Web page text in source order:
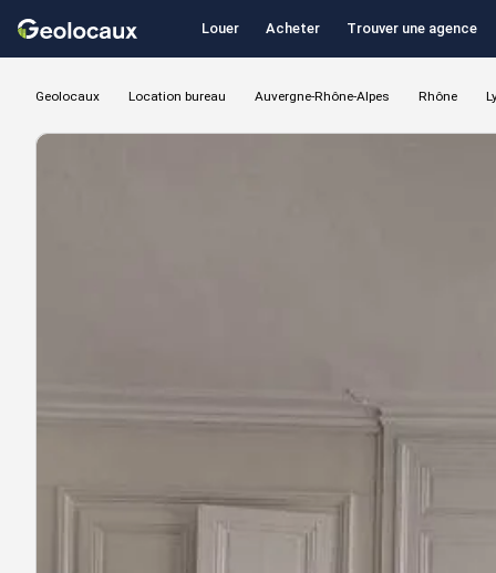
Louer Acheter Trouver une agence
Geolocaux Location bureau Auvergne-Rhône-Alpes Rhône